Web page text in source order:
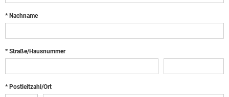
* Nachname
* Straße/Hausnummer
* Postleitzahl/Ort